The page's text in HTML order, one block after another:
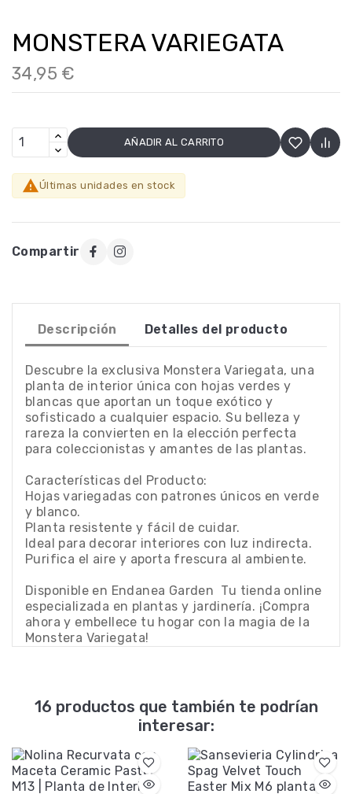
MONSTERA VARIEGATA
34,95 €
AÑADIR AL CARRITO
Últimas unidades en stock
Compartir
Descripción Detalles del producto
Descubre la exclusiva Monstera Variegata, una
planta de interior única con hojas verdes y
blancas que aportan un toque exótico y
sofisticado a cualquier espacio. Su belleza y
rareza la convierten en la elección perfecta
para coleccionistas y amantes de las plantas.
Características del Producto:
Hojas variegadas con patrones únicos en verde
y blanco.
Planta resistente y fácil de cuidar.
Ideal para decorar interiores con luz indirecta.
Purifica el aire y aporta frescura al ambiente.
Disponible en Endanea Garden  Tu tienda online
especializada en plantas y jardinería. ¡Compra
ahora y embellece tu hogar con la magia de la
Monstera Variegata!
16 productos que también te podrían
interesar: